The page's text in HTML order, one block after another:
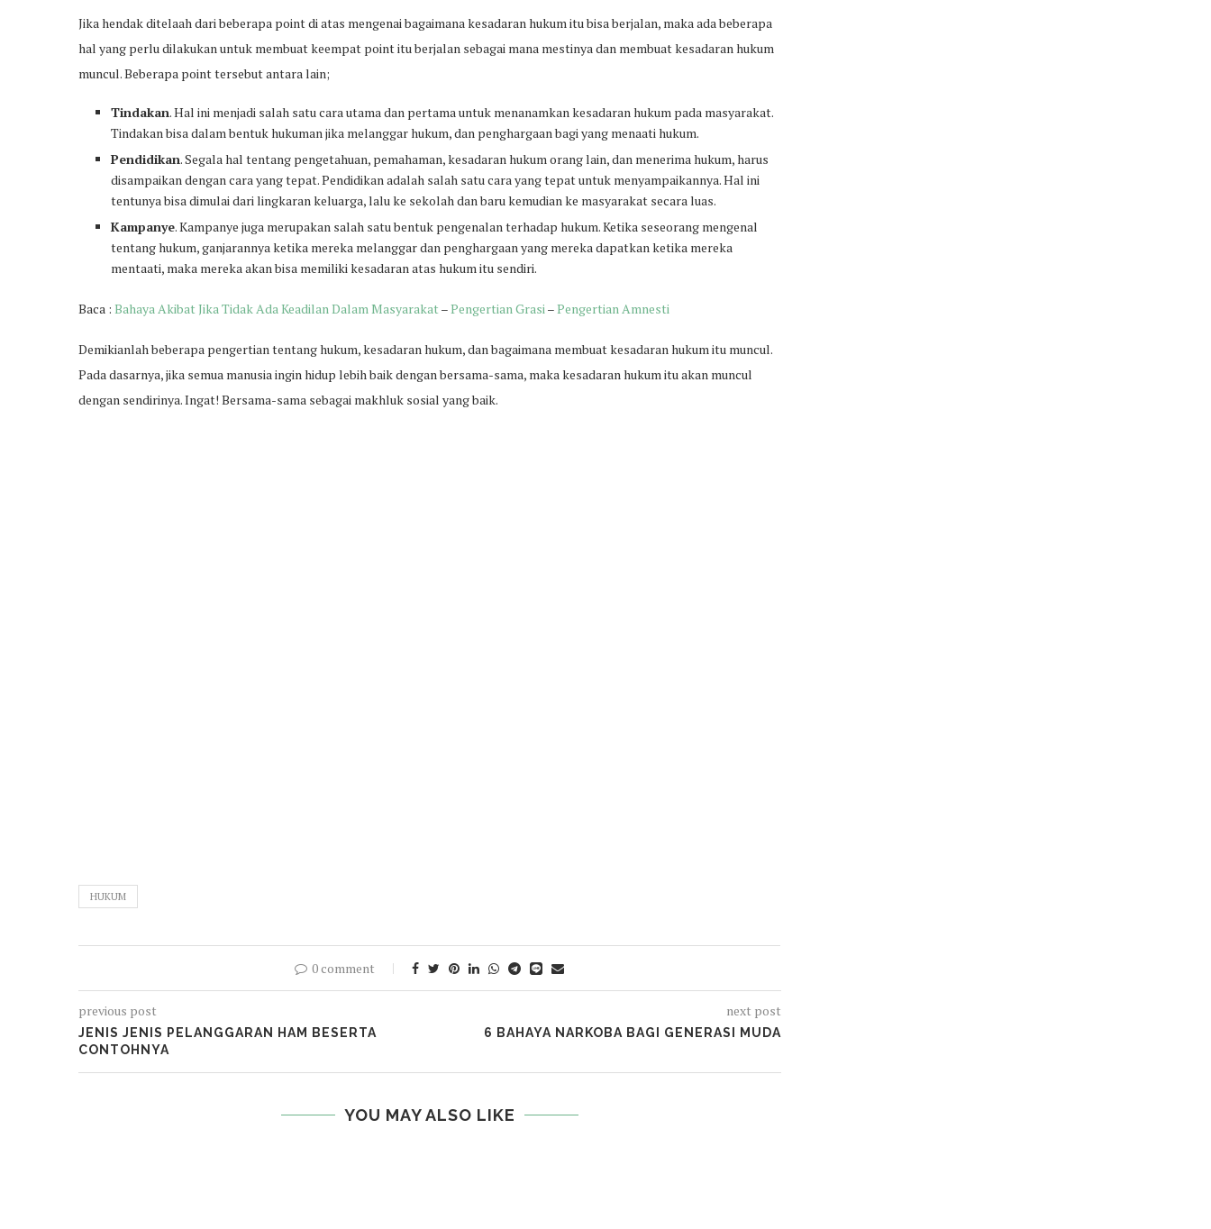
Jika hendak ditelaah dari beberapa point di atas mengenai bagaimana kesadaran hukum itu bisa berjalan, maka ada beberapa
hal yang perlu dilakukan untuk membuat keempat point itu berjalan sebagai mana mestinya dan membuat kesadaran hukum
muncul. Beberapa point tersebut antara lain;
Tindakan. Hal ini menjadi salah satu cara utama dan pertama untuk menanamkan kesadaran hukum pada masyarakat.
Tindakan bisa dalam bentuk hukuman jika melanggar hukum, dan penghargaan bagi yang menaati hukum.
Pendidikan. Segala hal tentang pengetahuan, pemahaman, kesadaran hukum orang lain, dan menerima hukum, harus
disampaikan dengan cara yang tepat. Pendidikan adalah salah satu cara yang tepat untuk menyampaikannya. Hal ini
tentunya bisa dimulai dari lingkaran keluarga, lalu ke sekolah dan baru kemudian ke masyarakat secara luas.
Kampanye. Kampanye juga merupakan salah satu bentuk pengenalan terhadap hukum. Ketika seseorang mengenal
tentang hukum, ganjarannya ketika mereka melanggar dan penghargaan yang mereka dapatkan ketika mereka
mentaati, maka mereka akan bisa memiliki kesadaran atas hukum itu sendiri.
Baca : Bahaya Akibat Jika Tidak Ada Keadilan Dalam Masyarakat–Pengertian Grasi–Pengertian Amnesti
Demikianlah beberapa pengertian tentang hukum, kesadaran hukum, dan bagaimana membuat kesadaran hukum itu muncul.
Pada dasarnya, jika semua manusia ingin hidup lebih baik dengan bersama-sama, maka kesadaran hukum itu akan muncul
dengan sendirinya. Ingat! Bersama-sama sebagai makhluk sosial yang baik.
HUKUM
0 comment
previous post
JENIS JENIS PELANGGARAN HAM BESERTA
CONTOHNYA
next post
6 BAHAYA NARKOBA BAGI GENERASI MUDA
YOU MAY ALSO LIKE